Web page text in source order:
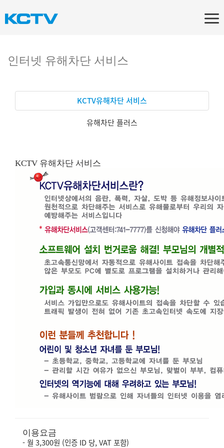
인터넷 유해차단 서비스
KCTV유해차단 서비스
유해차단 플러스
KCTV 유해차단 서비스
이용요금
- 월 3,300원 (인증 ID 당, VAT 포함)